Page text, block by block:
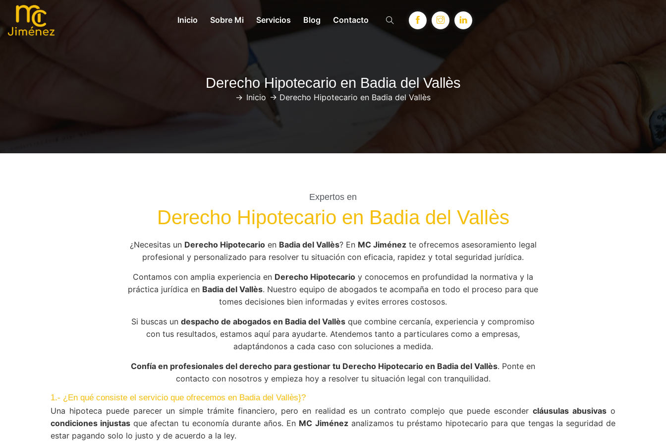
Inicio Sobre Mi Servicios Blog Contacto
Derecho Hipotecario en Badia del Vallès
-> Inicio -> Derecho Hipotecario en Badia del Vallès
Expertos en
Derecho Hipotecario en Badia del Vallès
¿Necesitas un Derecho Hipotecarioen Badia del Vallès? En MC Jiménezte ofrecemos asesoramiento legal
profesional y personalizado para resolver tu situación con eficacia, rapidez y total seguridad jurídica.
Contamos con amplia experiencia en Derecho Hipotecario y conocemos en profundidad la normativa y la
práctica jurídica en Badia del Vallès. Nuestro equipo de abogados te acompaña en todo el proceso para que
tomes decisiones bien informadas y evites errores costosos.
Si buscas un despacho de abogados en Badia del Vallès que combine cercanía, experiencia y compromiso
con tus resultados, estamos aquí para ayudarte. Atendemos tanto a particulares como a empresas,
adaptándonos a cada caso con soluciones a medida.
Confía en profesionales del derecho para gestionar tu Derecho Hipotecario en Badia del Vallès. Ponte en
contacto con nosotros y empieza hoy a resolver tu situación legal con tranquilidad.
1.- ¿En qué consiste el servicio que ofrecemos en Badia del Vallès}?
Una hipoteca puede parecer un simple trámite financiero, pero en realidad es un contrato complejo que puede escondercláusulas abusivas o
condiciones injustas que afectan tu economía durante años. En MC Jiménezanalizamos tu préstamo hipotecario para que tengas la seguridad de
estar pagando solo lo justo y de acuerdo a la ley.